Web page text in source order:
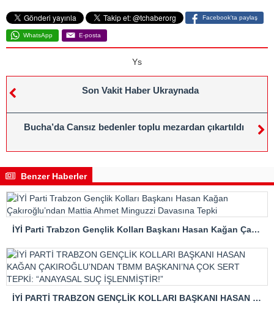
Facebook'ta paylaş
WhatsApp E-posta
Ys
Son Vakit Haber Ukraynada
Bucha’da Cansız bedenler toplu mezardan çıkartıldı
Benzer Haberler
İYİ Parti Trabzon Gençlik Kolları Başkanı Hasan Kağan Çakıroğlu’ndan Mattia Ahmet Minguzzi Davasına Tepki
İYİ PARTİ TRABZON GENÇLİK KOLLARI BAŞKANI HASAN KAĞAN ÇAKIROĞLU’NDAN TBMM BAŞKANI’NA ÇOK SERT TEPKİ: “ANAYASAL SUÇ İŞLENMİŞTİR!”